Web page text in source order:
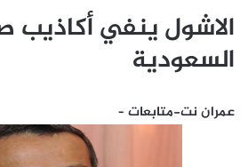
الاشول ينفي أكاذيب
السعودية
عمران نت-متابعات –